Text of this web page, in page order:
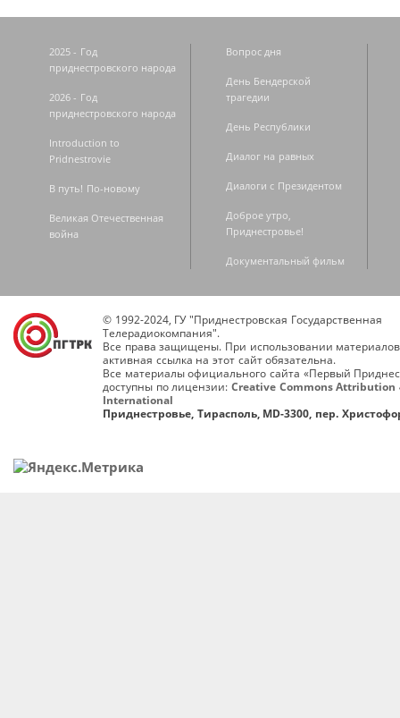
2025 - Год
приднестровского народа
2026 - Год
приднестровского народа
Introduction to
Pridnestrovie
В путь! По-новому
Великая Отечественная
война
Вопрос дня
День Бендерской
трагедии
День Республики
Диалог на равных
Диалоги с Президентом
Доброе утро,
Приднестровье!
Документальный фильм
© 1992-2024, ГУ "Приднестровская Государственная
Телерадиокомпания".
Все права защищены. При использовании
активная ссылка на этот сайт обязательна.
Все материалы официального сайта «Первый
доступны по лицензии: Creative Commons Attribution
International
Приднестровье, Тирасполь, MD-3300, пер.